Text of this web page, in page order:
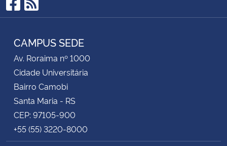
Facebook
RSS
CAMPUS SEDE
Av. Roraima nº 1000
Cidade Universitária
Bairro Camobi
Santa Maria - RS
CEP: 97105-900
+55 (55) 3220-8000